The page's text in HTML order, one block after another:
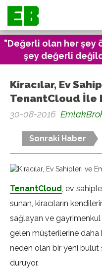
"Değerli olan her
şey değerli
Kiracılar, Ev
TenantCloud İle
30-08-2016
Sonraki Haber
TenantCloud, ev
sunan, kiracıların
sağlayan ve gayrimenkul
gelen müşterilerine daha
neden olan bir yeni bulut
duruyor.